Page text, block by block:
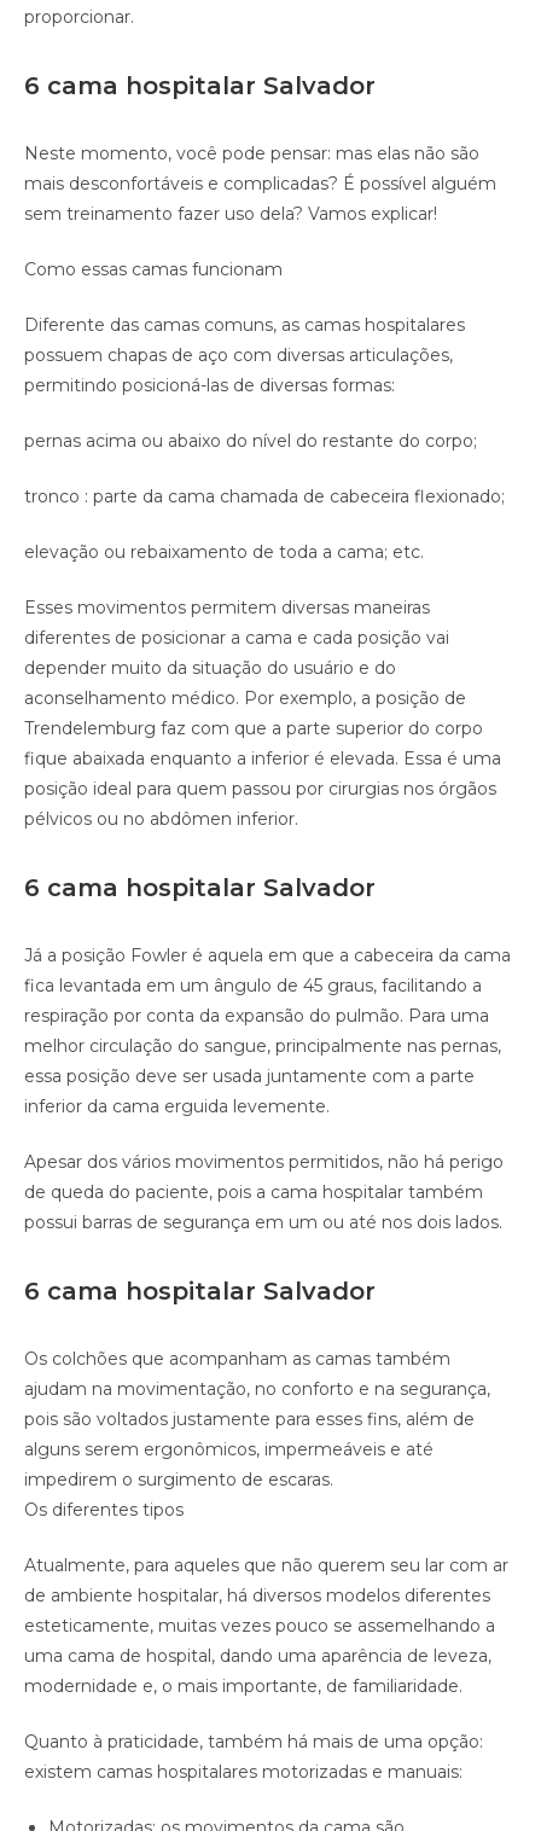
proporcionar.
6 cama hospitalar Salvador
Neste momento, você pode pensar: mas elas não são
mais desconfortáveis e complicadas? É possível alguém
sem treinamento fazer uso dela? Vamos explicar!
Como essas camas funcionam
Diferente das camas comuns, as camas hospitalares
possuem chapas de aço com diversas articulações,
permitindo posicioná-las de diversas formas:
pernas acima ou abaixo do nível do restante do corpo;
tronco : parte da cama chamada de cabeceira flexionado;
elevação ou rebaixamento de toda a cama; etc.
Esses movimentos permitem diversas maneiras
diferentes de posicionar a cama e cada posição vai
depender muito da situação do usuário e do
aconselhamento médico. Por exemplo, a posição de
Trendelemburg faz com que a parte superior do corpo
fique abaixada enquanto a inferior é elevada. Essa é uma
posição ideal para quem passou por cirurgias nos órgãos
pélvicos ou no abdômen inferior.
6 cama hospitalar Salvador
Já a posição Fowler é aquela em que a cabeceira da cama
fica levantada em um ângulo de 45 graus, facilitando a
respiração por conta da expansão do pulmão. Para uma
melhor circulação do sangue, principalmente nas pernas,
essa posição deve ser usada juntamente com a parte
inferior da cama erguida levemente.
Apesar dos vários movimentos permitidos, não há perigo
de queda do paciente, pois a cama hospitalar também
possui barras de segurança em um ou até nos dois lados.
6 cama hospitalar Salvador
Os colchões que acompanham as camas também
ajudam na movimentação, no conforto e na segurança,
pois são voltados justamente para esses fins, além de
alguns serem ergonômicos, impermeáveis e até
impedirem o surgimento de escaras.
Os diferentes tipos
Atualmente, para aqueles que não querem seu lar com ar
de ambiente hospitalar, há diversos modelos diferentes
esteticamente, muitas vezes pouco se assemelhando a
uma cama de hospital, dando uma aparência de leveza,
modernidade e, o mais importante, de familiaridade.
Quanto à praticidade, também há mais de uma opção:
existem camas hospitalares motorizadas e manuais: